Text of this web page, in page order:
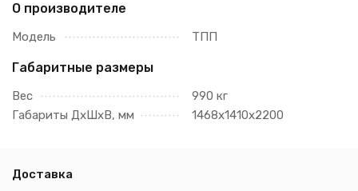
О производителе
Модель ТПП
Габаритные размеры
Вес
990 кг
Габариты ДхШхВ, мм
1468х1410х2200
Доставка